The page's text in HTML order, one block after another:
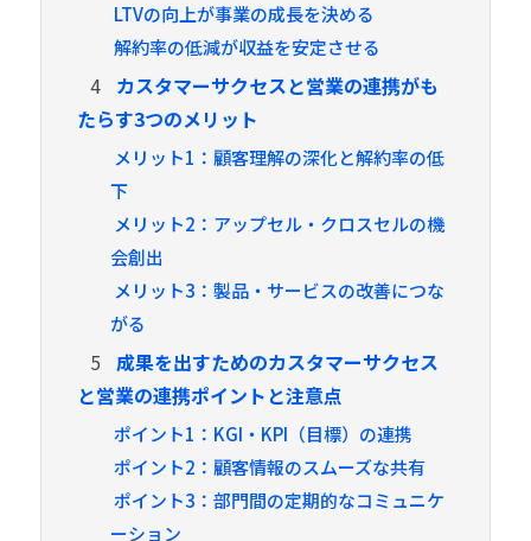
LTVの向上が事業の成長を決める
解約率の低減が収益を安定させる
4
カスタマーサクセスと営業の連携がも
たらす3つのメリット
メリット1：顧客理解の深化と解約率の低
下
メリット2：アップセル・クロスセルの機
会創出
メリット3：製品・サービスの改善につな
がる
5 成果を出すためのカスタマーサクセス
と営業の連携ポイントと注意点
ポイント1：KGI・KPI（目標）の連携
ポイント2：顧客情報のスムーズな共有
ポイント3：部門間の定期的なコミュニケ
ーション